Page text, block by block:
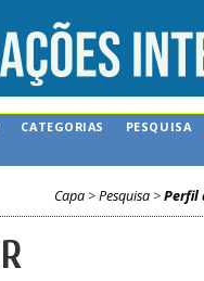
CATEGORIAS
PESQUISA
Capa >Pesquisa >Perfil